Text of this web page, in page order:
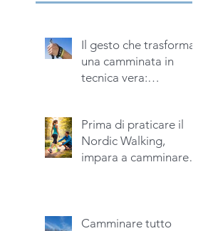
Il gesto che trasforma
una camminata in
tecnica vera:
Prima di praticare il
Nordic Walking,
impara a camminare
Camminare tutto